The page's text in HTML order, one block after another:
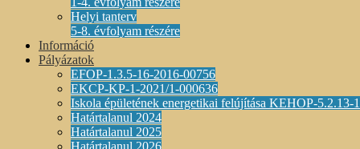
Helyi tanterv
5-8. évfolyam részére
Információ
Pályázatok
EFOP-1.3.5-16-2016-00756
EKCP-KP-1-2021/1-000636
Iskola épületének energetikai felújítása KEHOP-5.2.13-
Határtalanul 2024
Határtalanul 2025
Határtalanul 2026